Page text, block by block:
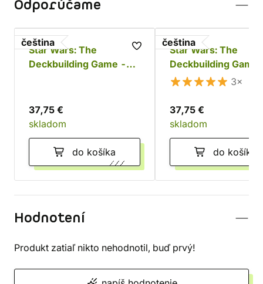
Odporúčame
čeština
Star Wars: The
Deckbuilding Game -
37,75 €
skladom
do košíka
čeština
Star Wars: The
Deckbuilding Game
(česky)
3×
37,75 €
skladom
do košíka
Hodnotení
Produkt zatiaľ nikto nehodnotil, buď prvý!